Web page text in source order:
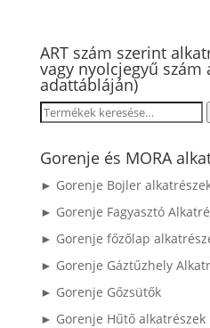
ART szám szerint
vagy nyolcjegyű szám
adattábláján)
Keresés
következőre:
Gorenje és MORA
► Gorenje Bojler
► Gorenje Fagyasztó
► Gorenje főzőlap
► Gorenje Gáztűzhely
► Gorenje Gőzsütők
► Gorenje Hűtő alkatrészek